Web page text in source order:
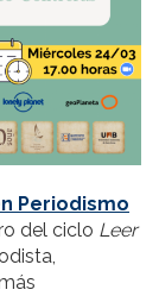
Periodismo
del ciclo Leer